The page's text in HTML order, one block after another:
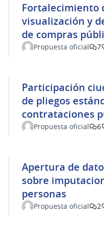
Fortalecimiento
visualización y
de compras
Propuesta oficial 7
Participación
de pliegos
contrataciones
Propuesta oficial 6
Apertura de
sobre
personas
Propuesta oficial 2